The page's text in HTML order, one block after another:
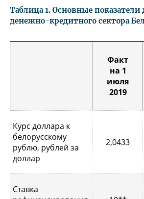
Таблица 1. Основные показатели
денежно-кредитного сектора
Факт
на 1
июля
2019
Курс доллара к
белорусскому
рублю, рублей за
доллар
2,0433
Ставка